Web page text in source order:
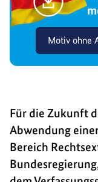
Motiv ohne
Für die Zukunft
Abwendung
Bereich